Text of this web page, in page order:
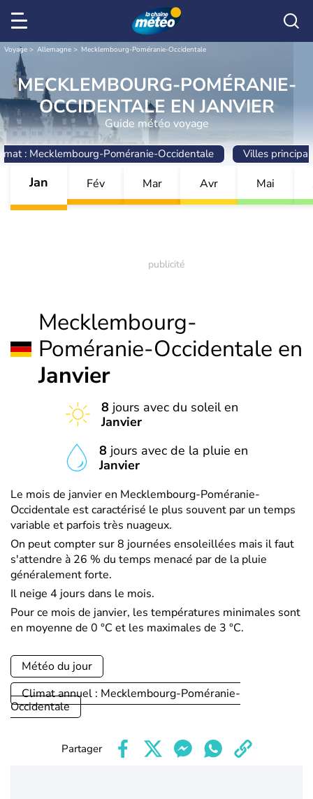
Voyage Allemagne Mecklembourg-Poméranie-Occidentale
MECKLEMBOURG-POMÉRANIE-
OCCIDENTALE EN JANVIER
Guide météo voyage
: Mecklembourg-Poméranie-Occidentale Villes
Jan Fév Mar Avr Mai
Mecklembourg-
Poméranie-Occidentale en
Janvier
8 jours avec du soleil en
Janvier
8 jours avec de la pluie en
Janvier
Le mois de janvier en Mecklembourg-Poméranie-
Occidentale est caractérisé le plus souvent par un temps
variable et parfois très nuageux.
On peut compter sur 8 journées ensoleillées mais il faut
s'attendre à 26 % du temps menacé par de la pluie
généralement forte.
Il neige 4 jours dans le mois.
Pour ce mois de janvier, les températures minimales sont
en moyenne de 0 °C et les maximales de 3 °C.
Météo du jour
Climat annuel : Mecklembourg-Poméranie-
Occidentale
Partager